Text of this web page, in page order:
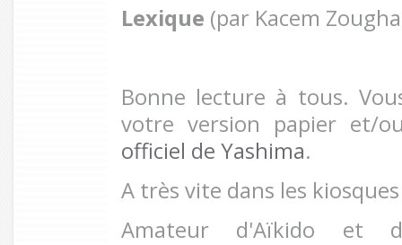
Lexique (par Kacem
Bonne lecture à tous.
votre version papier et/
officiel de Yashima.
A très vite dans les
Amateur d'Aïkido et